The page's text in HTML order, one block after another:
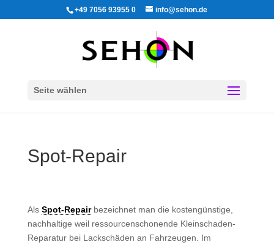
+49 7056 93955 0 info@sehon.de
Seite wählen
Spot-Repair
Als Spot-Repairbezeichnet man die kostengünstige,
nachhaltige weil ressourcenschonende Kleinschaden-
Reparatur bei Lackschäden an Fahrzeugen. Im